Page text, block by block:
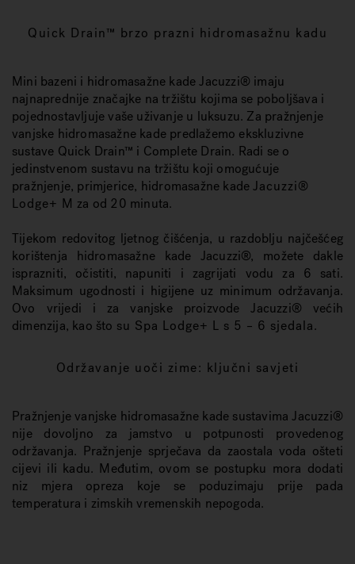
Quick Drain™ brzo prazni hidromasažnu kadu
Mini bazeni i hidromasažne kade Jacuzzi® imaju
najnaprednije značajke na tržištu kojima se poboljšava i
pojednostavljuje vaše uživanje u luksuzu. Za pražnjenje
vanjske hidromasažne kade predlažemo ekskluzivne
sustave Quick Drain™ i Complete Drain. Radi se o
jedinstvenom sustavu na tržištu koji omogućuje
pražnjenje, primjerice, hidromasažne kadeJacuzzi®
Lodge+ M za od 20 minuta.
Tijekom redovitog ljetnog čišćenja, u razdoblju najčešćeg
korištenja hidromasažne kade Jacuzzi®, možete dakle
isprazniti, očistiti, napuniti i zagrijati vodu za 6 sati.
Maksimum ugodnosti i higijene uz minimum održavanja.
Ovo vrijedi i za vanjske proizvode Jacuzzi® većih
dimenzija, kao što su Spa Lodge+ L s 5 – 6 sjedala.
Održavanje uoči zime: ključni savjeti
Pražnjenje vanjske hidromasažne kade sustavima Jacuzzi®
nije dovoljno za jamstvo u potpunosti provedenog
održavanja. Pražnjenje sprječava da zaostala voda ošteti
cijevi ili kadu. Međutim, ovom se postupku mora dodati
niz mjera opreza koje se poduzimaju prije pada
temperatura i zimskih vremenskih nepogoda.